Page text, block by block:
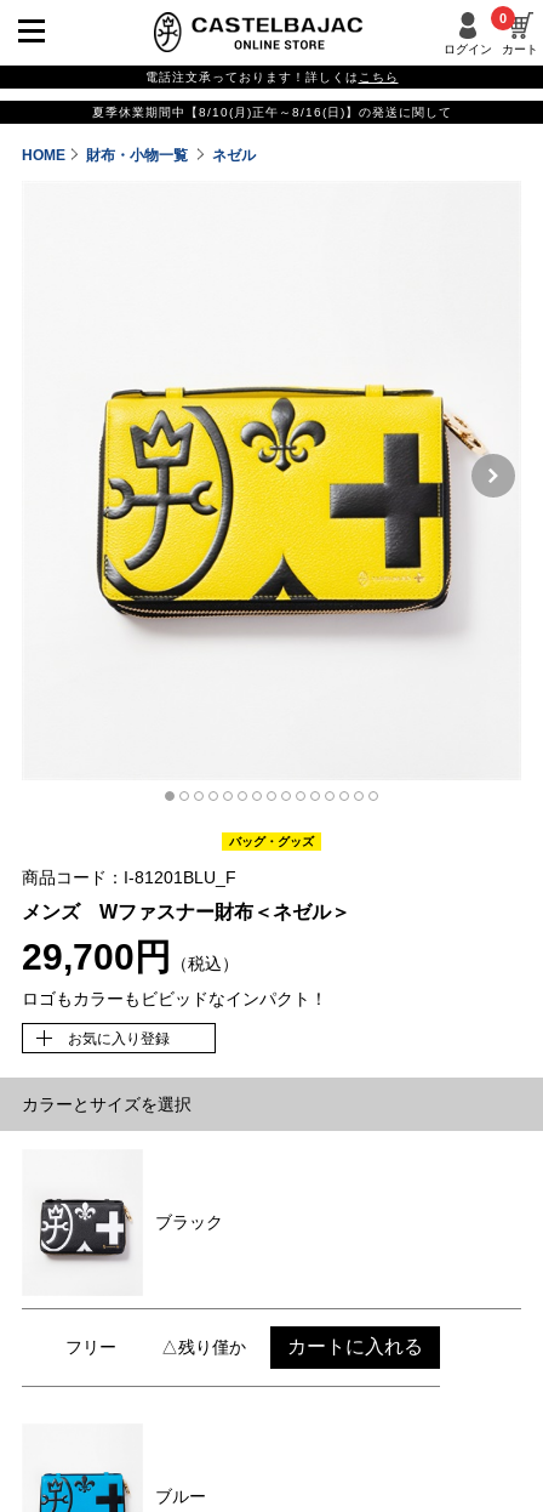
ログイン カート
0
電話注文承っております！詳しくは こちら
夏季休業期間中【8/10(月)正午～8/16(日)】の発送に関して
HOME 財布・小物一覧 ネゼル
バッグ・グッズ
商品コード：I-81201BLU_F
メンズ Wファスナー財布＜ネゼル＞
29,700円
（税込）
ロゴもカラーもビビッドなインパクト！
お気に入り登録
カラーとサイズを選択
ブラック
フリー △残り僅か カートに入れる
ブルー